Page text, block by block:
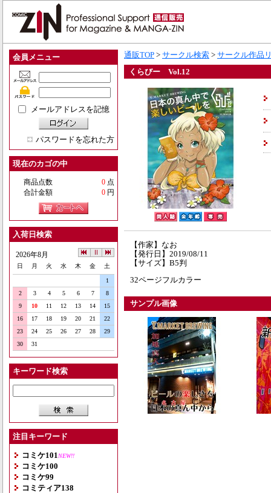
会員メニュー
メールアドレスを記憶
パスワードを忘れた方
現在のカゴの中
商品点数 0 点
合計金額
0 円
入荷日検索
2026年8月
日 月 火 水 木 金 土
1
2
3 4 5 6 7
8
9
10 11 12 13 14
15
16
17 18 19 20 21
22
23
24 25 26 27 28
29
30
31
キーワード検索
注目キーワード
コミケ101 NEW!!
コミケ100
コミケ99
コミティア138
通販TOP > サークル検索 > サークル作品
くらびー Vol.12
【作家】なお
【発行日】2019/08/11
【サイズ】B5判
32ページフルカラー
サンプル画像